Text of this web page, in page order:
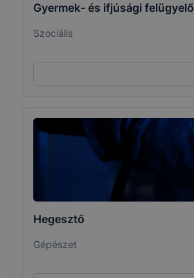
Gyermek- és ifjúsági felügyelő
Szociális
Hegesztő
Gépészet